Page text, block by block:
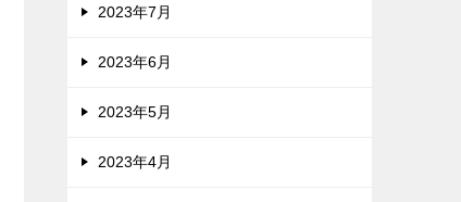
2023年7月
2023年6月
2023年5月
2023年4月